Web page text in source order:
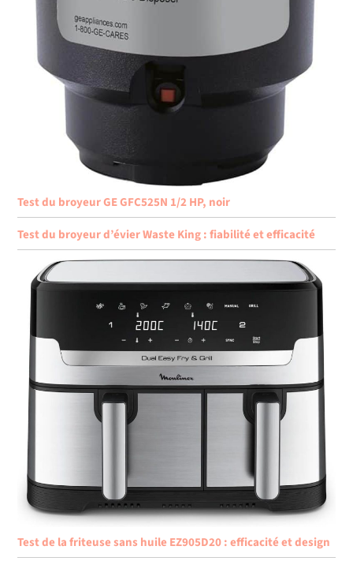
Test du broyeur GE GFC525N 1/2 HP, noir
Test du broyeur d’évier Waste King : fiabilité et efficacité
Test de la friteuse sans huile EZ905D20 : efficacité et design